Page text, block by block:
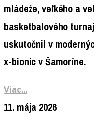
mládeže, veľkého a
basketbalového
uskutočnil v
x-bionic v Šamoríne.
Viac...
11. mája 2026